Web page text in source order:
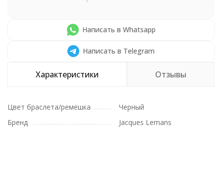
Написать в Whatsapp
Написать в Telegram
Характеристики Отзывы
Цвет браслета/ремешка
Черный
Бренд
Jacques Lemans